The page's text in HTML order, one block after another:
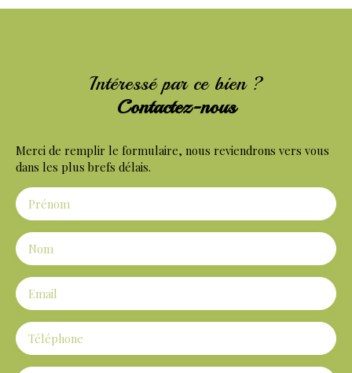
Intéressé par ce bien ?
Contactez-nous
Merci de remplir le formulaire, nous reviendrons vers vous
dans les plus brefs délais.
Prénom
Nom
Email
Téléphone